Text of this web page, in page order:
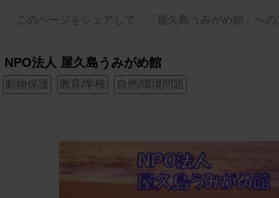
このページをシェアして、「屋久島うみがめ館」へ
NPO法人 屋久島うみがめ館
動物保護 教育/学校 自然/環境問題